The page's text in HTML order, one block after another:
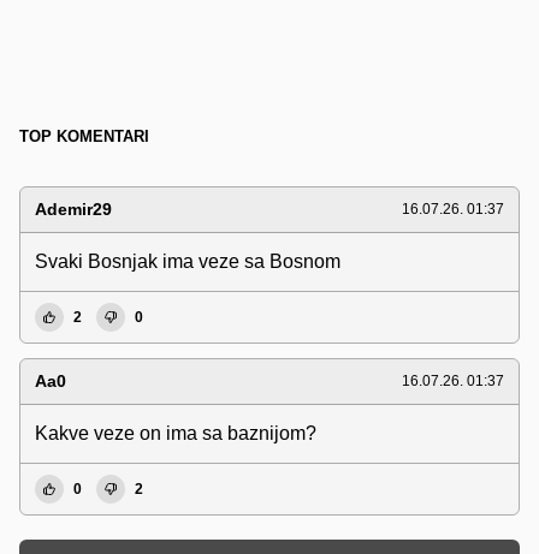
TOP KOMENTARI
Ademir29 16.07.26. 01:37
Svaki Bosnjak ima veze sa Bosnom
2 0
Aa0 16.07.26. 01:37
Kakve veze on ima sa baznijom?
0 2